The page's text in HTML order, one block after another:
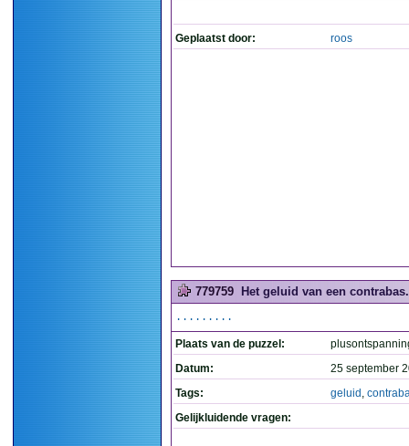
Geplaatst door: roos
779759 Het geluid van een
.........
Plaats van de puzzel:
Datum:
25 september
Tags:
geluid ,
Gelijkluidende vragen: